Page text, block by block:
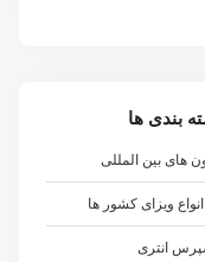
بندی ها
های بین المللی
ویزای کشور ها
انتری